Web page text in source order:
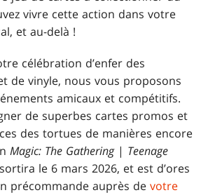
vivre cette action dans votre
et au-delà !
célébration d’enfer des
de vinyle, nous vous proposons
amicaux et compétitifs.
de superbes cartes promos et
des tortues de manières encore
Magic: The Gathering| Teenage
sortira le 6 mars 2026, et est d’ores
précommande auprès devotre